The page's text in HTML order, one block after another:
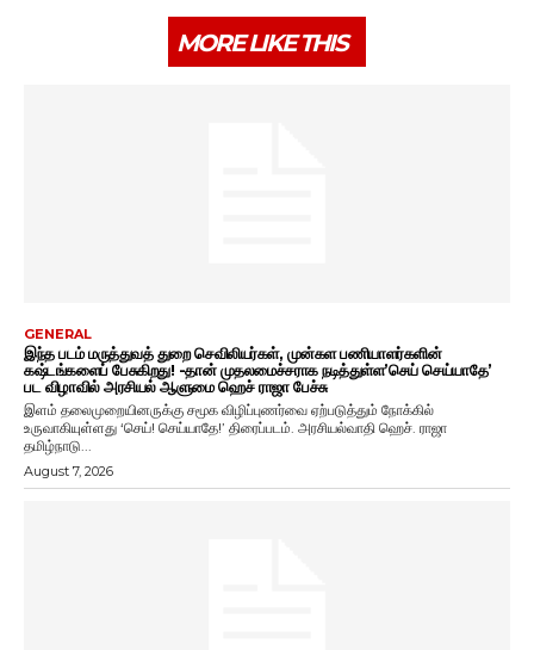
MORE LIKE THIS
GENERAL
இந்த படம் மருத்துவத் துறை செவிலியர்கள், முன்கள பணியாளர்களின்
கஷ்டங்களைப் பேசுகிறது! -தான் முதலமைச்சராக நடித்துள்ள’செய் செய்யாதே’
பட விழாவில் அரசியல் ஆளுமை ஹெச் ராஜா பேச்சு
இளம் தலைமுறையினருக்கு சமூக விழிப்புணர்வை ஏற்படுத்தும் நோக்கில்
உருவாகியுள்ளது ‘செய்! செய்யாதே!’ திரைப்படம். அரசியல்வாதி ஹெச். ராஜா
தமிழ்நாடு...
August 7, 2026